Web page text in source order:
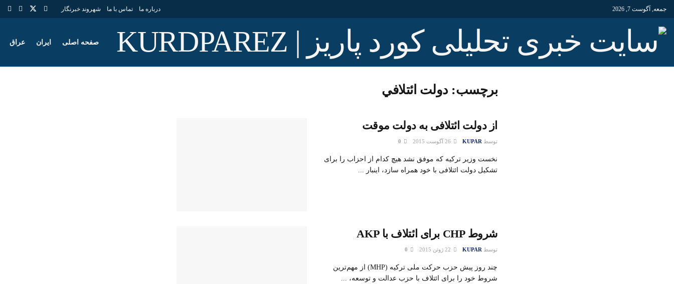
جمعه, آگوست 7, 2026 درباره ما تماس با ما شهروند خبرنگار
صفحه اصلی ایران عراق
برچسب:دولت ائتلافي
از دولت ائتلافی به دولت موقت
توسط KUPAR
نخست وزیر ترکیه که موفق نشد هیچ کدام از احزاب را برای
تشکیل دولت ائتلافی با خود همراه سازد، اینبار ...
شروط CHP برای ائتلاف با AKP
توسط KUPAR
چند روز پیش حزب حرکت ملی ترکیه (MHP) از مهم‌ترین
شروط خود را برای ائتلاف با حزب عدالت و توسعه، ...